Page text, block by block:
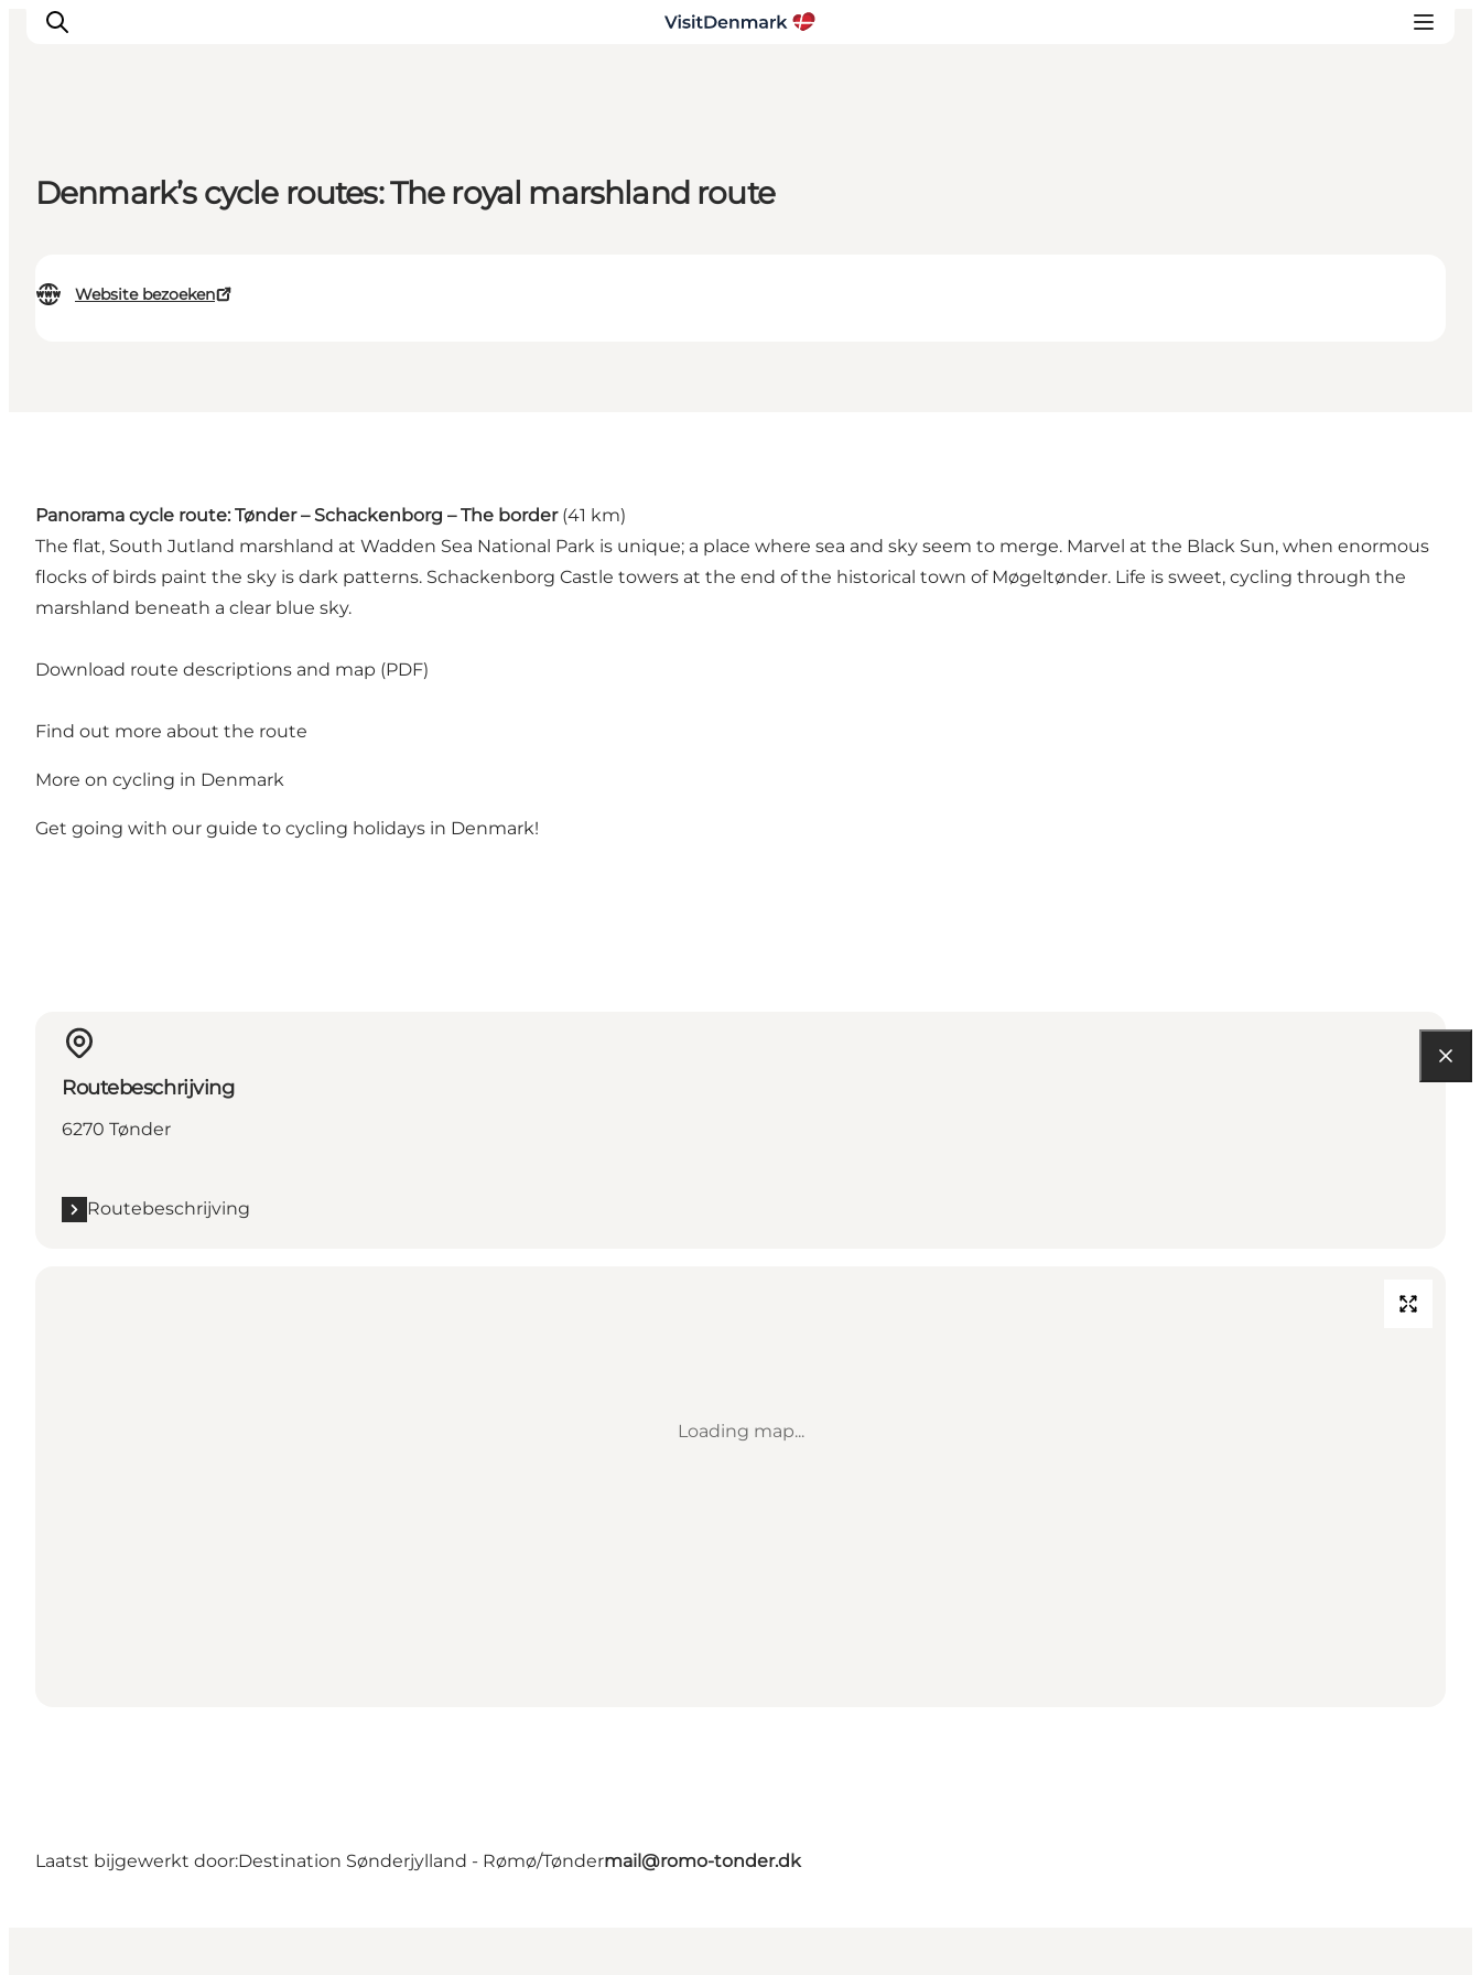
Inspiratie
Accommodaties
Plan je reis
Denmark’s cycle routes: The royal marshland route
Website bezoeken
Panorama cycle route: Tønder – Schackenborg – The border (41 km)
The flat, South Jutland marshland at Wadden Sea National Park is unique; a place where sea and sky seem to merge. Marvel at the Black Sun, when enormous
flocks of birds paint the sky is dark patterns. Schackenborg Castle towers at the end of the historical town of Møgeltønder. Life is sweet, cycling through the
marshland beneath a clear blue sky.
Download route descriptions and map (PDF)
Find out more about the route
More on cycling in Denmark
Get going with our guide to cycling holidays in Denmark!
Routebeschrijving
6270 Tønder
Routebeschrijving
Loading map...
Laatst bijgewerkt door:Destination Sønderjylland - Rømø/Tøndermail@romo-tonder.dk